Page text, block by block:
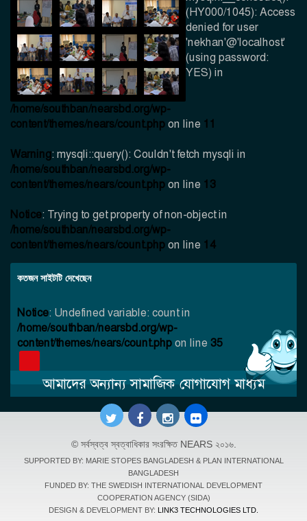
(HY000/1045): Access
denied for user
'nekhan'@'localhost'
(using password:
YES) in
/home/southban/nearsbd.org/wp-
content/themes/nears/count.phpon line 11
Warning: mysqli::query(): Couldn't fetch mysqli in
/home/southban/nearsbd.org/wp-
content/themes/nears/count.phpon line 13
Notice: Trying to get property of non-object in
/home/southban/nearsbd.org/wp-
content/themes/nears/count.phpon line 14
কতজন সাইটটি দেখেছেন
Notice: Undefined variable: count in
/home/southban/nearsbd.org/wp-
content/themes/nears/count.phpon line 35
আমাদের অন্যান্য সামাজিক যোগাযোগ মাধ্যম
©সর্বস্বত্ব স্বত্বাধিকার সংরক্ষিত NEARS২০১৬.
SUPPORTED BY: MARIE STOPES BANGLADESH & PLAN INTERNATIONAL
BANGLADESH
FUNDED BY: THE SWEDISH INTERNATIONAL DEVELOPMENT
COOPERATION AGENCY (SIDA)
DESIGN & DEVELOPMENT BY: LINK3 TECHNOLOGIES LTD.